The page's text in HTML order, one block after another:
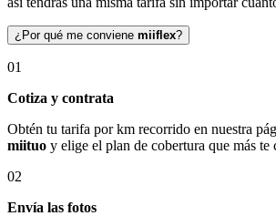
¿Por qué me conviene miiflex?
01
Cotiza y contrata
Obtén tu tarifa por km recorrido en nuestra
miituo y elige el plan de cobertura que más te
02
Envía las fotos